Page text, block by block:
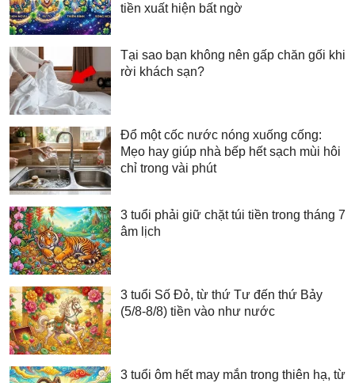
tiền xuất hiện bất ngờ
Tại sao bạn không nên gấp chăn gối khi
rời khách sạn?
Đổ một cốc nước nóng xuống cống:
Mẹo hay giúp nhà bếp hết sạch mùi hôi
chỉ trong vài phút
3 tuổi phải giữ chặt túi tiền trong tháng 7
âm lịch
3 tuổi Số Đỏ, từ thứ Tư đến thứ Bảy
(5/8-8/8) tiền vào như nước
3 tuổi ôm hết may mắn trong thiên hạ, từ